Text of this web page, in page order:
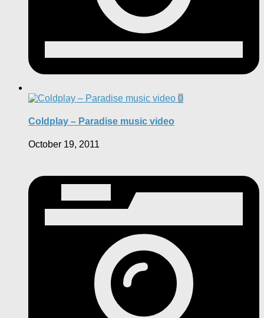
0
Coldplay – Paradise music video
October 19, 2011